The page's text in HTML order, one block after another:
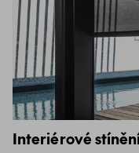
Interiérové